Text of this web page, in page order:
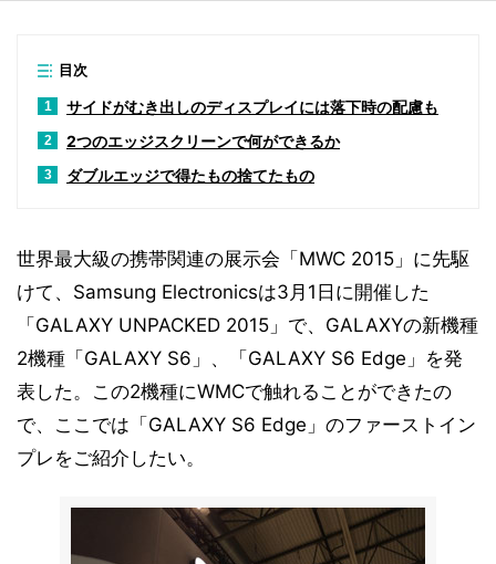
目次
1 サイドがむき出しのディスプレイには落下時の配慮も
2 2つのエッジスクリーンで何ができるか
3 ダブルエッジで得たもの捨てたもの
世界最大級の携帯関連の展示会「MWC 2015」に先駆
けて、Samsung Electronicsは3月1日に開催した
「GALAXY UNPACKED 2015」で、GALAXYの新機種
2機種「GALAXY S6」、「GALAXY S6 Edge」を発
表した。この2機種にWMCで触れることができたの
で、ここでは「GALAXY S6 Edge」のファーストイン
プレをご紹介したい。